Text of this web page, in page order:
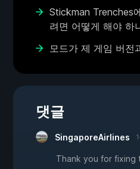
Stickman Trenches
려면 어떻게 해야 하
모드가 제 게임 버전
댓글
SingaporeAirlines
Thank you for fixing